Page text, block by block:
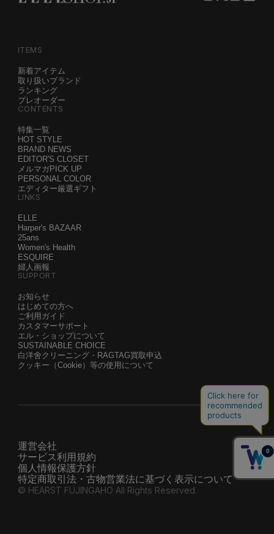
ITEMS
新着アイテム
取り扱いブランド
ランキング
プレオーダー
CONTENTS
特集一覧
HOT STYLE
BRAND NEWS
EDITOR'S CLOSET
メルマガPICK UP
PERSONAL COLOR
エディター厳選ギフト
LINKS
ELLE
Harper's BAZAAR
25ans
Women's Health
ESQUIRE
婦人画報
SUPPORT
お知らせ
はじめての方へ
ご利用ガイド
カスタマーサポート
エル・ショップについて
SUSTAINABLE CHOICE
白洋舍クリーニング・RAGTAG買取申込
クッキー（Cookie）等の使用について
運営会社
サービス利用規約
個人情報保護方針
特定商取引法・古物営業法に基づく表示について
© HEARST FUJINGAHO All Rights Reserved.